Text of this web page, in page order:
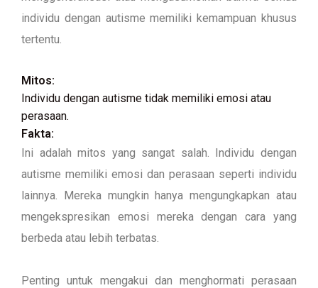
individu dengan autisme memiliki kemampuan khusus
tertentu.
Mitos:
Individu dengan autisme tidak memiliki emosi atau
perasaan.
Fakta:
Ini adalah mitos yang sangat salah. Individu dengan
autisme memiliki emosi dan perasaan seperti individu
lainnya. Mereka mungkin hanya mengungkapkan atau
mengekspresikan emosi mereka dengan cara yang
berbeda atau lebih terbatas.
Penting untuk mengakui dan menghormati perasaan